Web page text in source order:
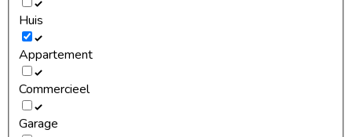
Huis
Appartement
Commercieel
Garage